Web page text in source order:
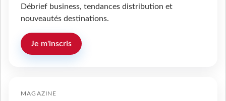
Débrief business, tendances distribution et
nouveautés destinations.
Je m'inscris
MAGAZINE